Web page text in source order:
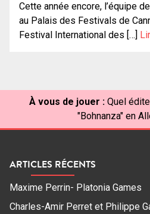
Cette année encore, l’équipe
au Palais des Festivals de
Festival International des […]
À vous de jouer : Quel
"Bohnanza" en
ARTICLES RÉCENTS
Maxime Perrin- Platonia Games
Charles-Amir Perret et Philippe